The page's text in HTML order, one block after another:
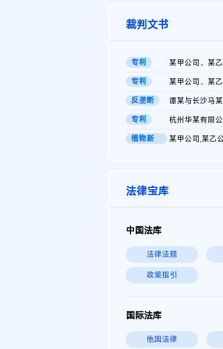
裁判文书
专利
专利
反垄断
专利
植物新
法律宝库
中国法库
法律法规
政策指引
国际法库
他国法律